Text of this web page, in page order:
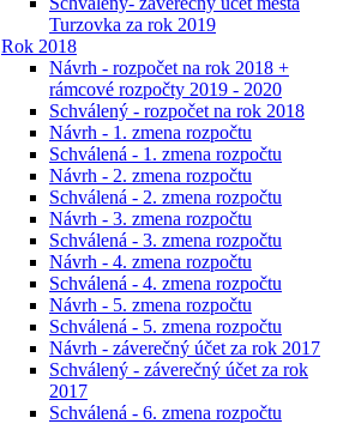
Turzovka za rok 2019
Rok 2018
Návrh - rozpočet na rok 2018 +
rámcové rozpočty 2019 - 2020
Schválený - rozpočet na rok 2018
Návrh - 1. zmena rozpočtu
Schválená - 1. zmena rozpočtu
Návrh - 2. zmena rozpočtu
Schválená - 2. zmena rozpočtu
Návrh - 3. zmena rozpočtu
Schválená - 3. zmena rozpočtu
Návrh - 4. zmena rozpočtu
Schválená - 4. zmena rozpočtu
Návrh - 5. zmena rozpočtu
Schválená - 5. zmena rozpočtu
Návrh - záverečný účet za rok 2017
Schválený - záverečný účet za rok
2017
Schválená - 6. zmena rozpočtu